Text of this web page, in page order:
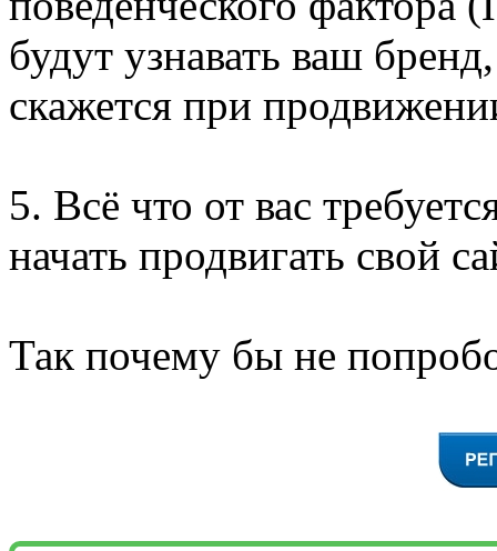
будут узнавать ваш
скажется при
5. Всё что от вас
начать продвигать свой
Так почему бы не